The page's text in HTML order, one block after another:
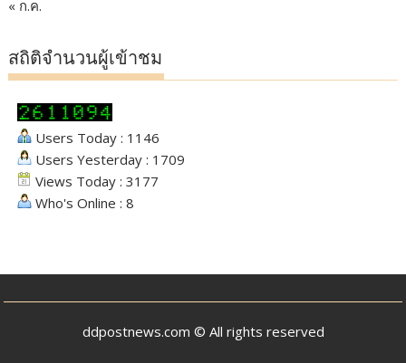
« ก.ค.
สถิติจำนวนผู้เข้าชม
Users Today : 1146
Users Yesterday : 1709
Views Today : 3177
Who's Online : 8
ddpostnews.com © All rights reserved